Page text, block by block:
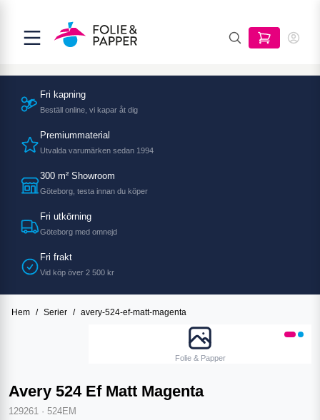
Fri kapning
Beställ online, vi kapar åt dig
Premiummaterial
Utvalda varumärken sedan 1994
300 m² Showroom
Göteborg, testa innan du köper
Fri utkörning
Göteborg med omnejd
Fri frakt
Vid köp över 2 500 kr
Hem / Serier / avery-524-ef-matt-magenta
Folie & Papper
Avery 524 Ef Matt Magenta
129261 · 524EM